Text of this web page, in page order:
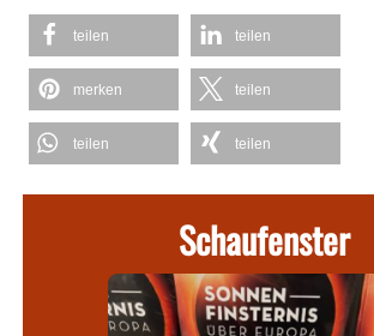
teilen teilen
merken teilen
teilen teilen
Schaufenster